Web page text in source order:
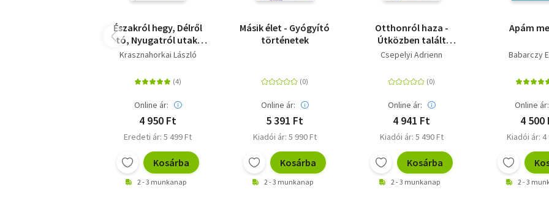
Északról hegy, Délről
tó, Nyugatról utak,
Keletről folyó
Krasznahorkai László
Online ár:
4 950 Ft
Eredeti ár: 5 499 Ft
Kosárba
2 - 3 munkanap
Másik élet - Gyógyító
történetek
Online ár:
5 391 Ft
Kiadói ár: 5 990 Ft
Kosárba
2 - 3 munkanap
Otthonról haza -
Útközben talált
történetek
Csepelyi Adrienn
Online ár:
4 941 Ft
Kiadói ár: 5 490 Ft
Kosárba
2 - 3 munkanap
Apám
Babarczy
Online ár:
4 500
Kiadói ár: 4
2 - 3